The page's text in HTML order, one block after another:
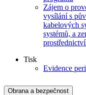
Zájem o
vysílání s
kabelových
systémů, a
Tisk
Evidence
Obrana a bezpečnost